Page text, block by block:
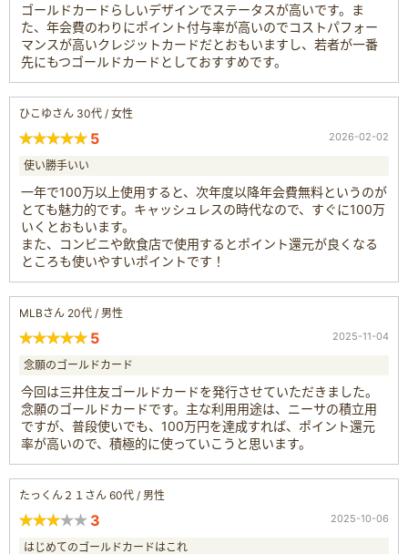
ゴールドカードらしいデザインでステータスが高いです。ま
た、年会費のわりにポイント付与率が高いのでコストパフォー
マンスが高いクレジットカードだとおもいますし、若者が一番
先にもつゴールドカードとしておすすめです。
ひこゆさん 30代 / 女性
5 2026-02-02
使い勝手いい
一年で100万以上使用すると、次年度以降年会費無料というのが
とても魅力的です。キャッシュレスの時代なので、すぐに100万
いくとおもいます。
また、コンビニや飲食店で使用するとポイント還元が良くなる
ところも使いやすいポイントです！
MLBさん 20代 / 男性
5 2025-11-04
念願のゴールドカード
今回は三井住友ゴールドカードを発行させていただきました。
念願のゴールドカードです。主な利用用途は、ニーサの積立用
ですが、普段使いでも、100万円を達成すれば、ポイント還元
率が高いので、積極的に使っていこうと思います。
たっくん２１さん 60代 / 男性
3 2025-10-06
はじめてのゴールドカードはこれ